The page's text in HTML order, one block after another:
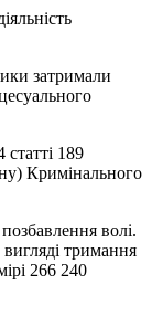
затримали
189
Кримінального
волі.
тримання
266 240